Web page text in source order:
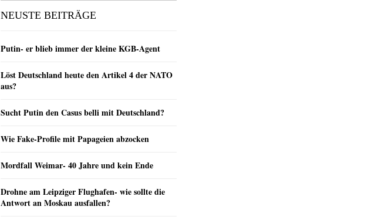
NEUSTE BEITRÄGE
Putin- er blieb immer der kleine KGB-Agent
Löst Deutschland heute den Artikel 4 der NATO
aus?
Sucht Putin den Casus belli mit Deutschland?
Wie Fake-Profile mit Papageien abzocken
Mordfall Weimar- 40 Jahre und kein Ende
Drohne am Leipziger Flughafen- wie sollte die
Antwort an Moskau ausfallen?